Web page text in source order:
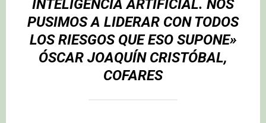
INTELIGENCIA ARTIFICIAL. NOS
PUSIMOS A LIDERAR CON TODOS
LOS RIESGOS QUE ESO SUPONE»
ÓSCAR JOAQUÍN CRISTÓBAL,
COFARES